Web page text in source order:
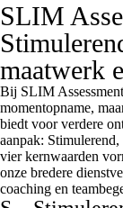
SLIM
maatwerk
Bij SLIM
momentopname,
biedt voor verdere
aanpak:
vier kernwaarden
onze bredere
coaching en